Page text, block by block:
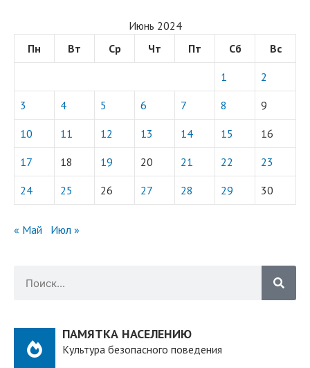
Июнь 2024
Пн
Вт Ср Чт Пт Сб Вс
1 2
3 4 5 6 7 8 9
10 11 12 13 14 15 16
17 18 19 20 21 22 23
24 25 26 27 28 29 30
« Май Июл »
ПАМЯТКА НАСЕЛЕНИЮ
Культура безопасного поведения